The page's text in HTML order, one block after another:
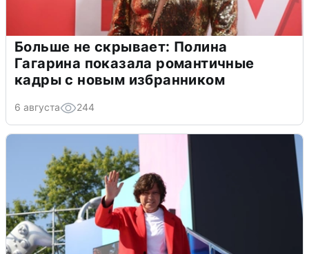
Больше не скрывает: Полина
Гагарина показала романтичные
кадры с новым избранником
6 августа 244